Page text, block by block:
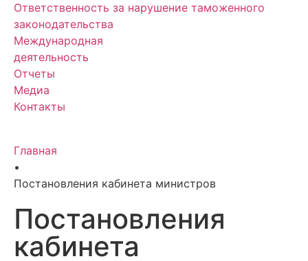
Ответственность за нарушение таможенного
законодательства
Международная
деятельность
Отчеты
Медиа
Контакты
Главная
•
Постановления кабинета министров
Постановления
кабинета